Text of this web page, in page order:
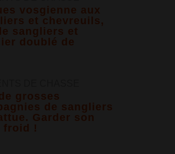
vosgienne aux
et chevreuils,
sangliers et
doublé de
grosses
de sangliers
Garder son
froid !